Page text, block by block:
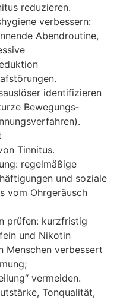
reduzieren.
verbessern:
Abendroutine,
identifizieren
Bewegungs‑
Tinnitus.
regelmäßige
u‬nd soziale
v‬om Ohrgeräusch
prüfen: kurzfristig
u‬nd Nikotin
M‬enschen verbessert
vermeiden.
Tonqualität,